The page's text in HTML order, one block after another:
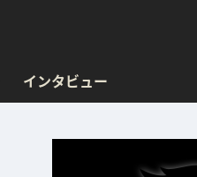
インタビュー